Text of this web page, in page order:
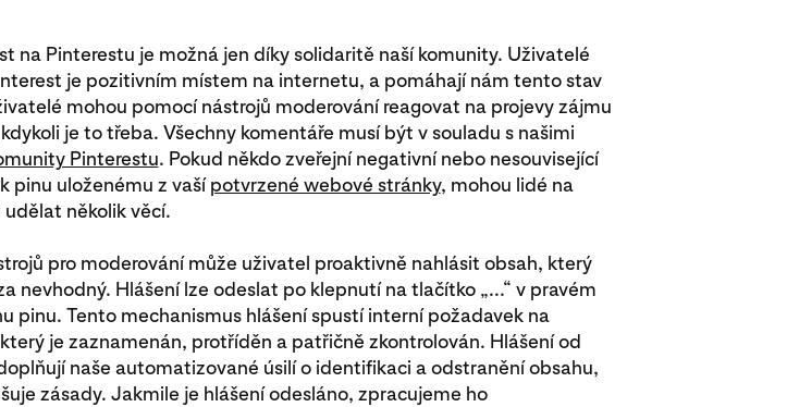
na Pinterestu je možná jen díky solidaritě naší komunity. Uživatelé
je pozitivním místem na internetu, a pomáhají nám tento stav
mohou pomocí nástrojů moderování reagovat na projevy zájmu
je to třeba. Všechny komentáře musí být v souladu s našimi
Pinterestu. Pokud někdo zveřejní negativní nebo nesouvisející
pinu uloženému z vašípotvrzené webové stránky, mohou lidé na
několik věcí.
pro moderování může uživatel proaktivně nahlásit obsah, který
nevhodný. Hlášení lze odeslat po klepnutí na tlačítko „...“ v pravém
pinu. Tento mechanismus hlášení spustí interní požadavek na
je zaznamenán, protříděn a patřičně zkontrolován. Hlášení od
naše automatizované úsilí o identifikaci a odstranění obsahu,
zásady. Jakmile je hlášení odesláno, zpracujeme ho